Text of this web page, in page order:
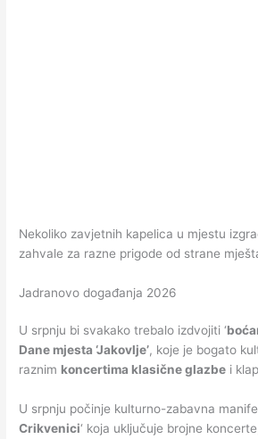
Nekoliko zavjetnih kapelica u mjestu
zahvale za razne prigode od strane
Jadranovo događanja 2026
U srpnju bi svakako trebalo izdvojiti ‘
Dane mjesta ‘Jakovlje’, koje je bogato
raznim koncertima klasične glazbe i
U srpnju počinje kulturno-zabavna
Crikvenici‘ koja uključuje brojne